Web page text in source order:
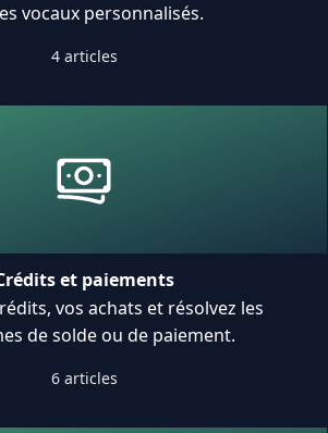
vocaux personnalisés.
4 articles
et paiements
vos achats et résolvez les
de solde ou de paiement.
6 articles